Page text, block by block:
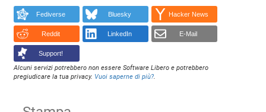
Fediverse Bluesky Hacker News
Reddit LinkedIn E-Mail
Support!
Alcuni servizi potrebbero non essere Software Libero e potrebbero
pregiudicare la tua privacy. Vuoi saperne di più?.